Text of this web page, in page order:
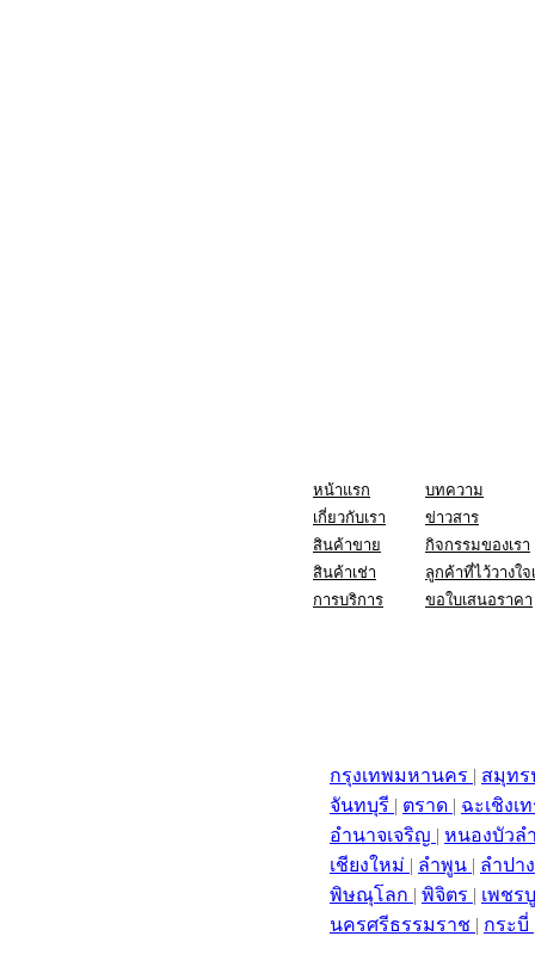
หน้าแรก
บทความ
เกี่ยวกับเรา
ข่าวสาร
สินค้าขาย
กิจกรรมของเรา
สินค้าเช่า
ลูกค้าที่ไว้วางใจ
การบริการ
ขอใบเสนอราคา
กรุงเทพมหานคร | สมุทร
จันทบุรี | ตราด | ฉะเชิงเ
อำนาจเจริญ | หนองบัวล
เชียงใหม่ | ลำพูน | ลำปา
พิษณุโลก | พิจิตร | เพช
นครศรีธรรมราช | กระบี่